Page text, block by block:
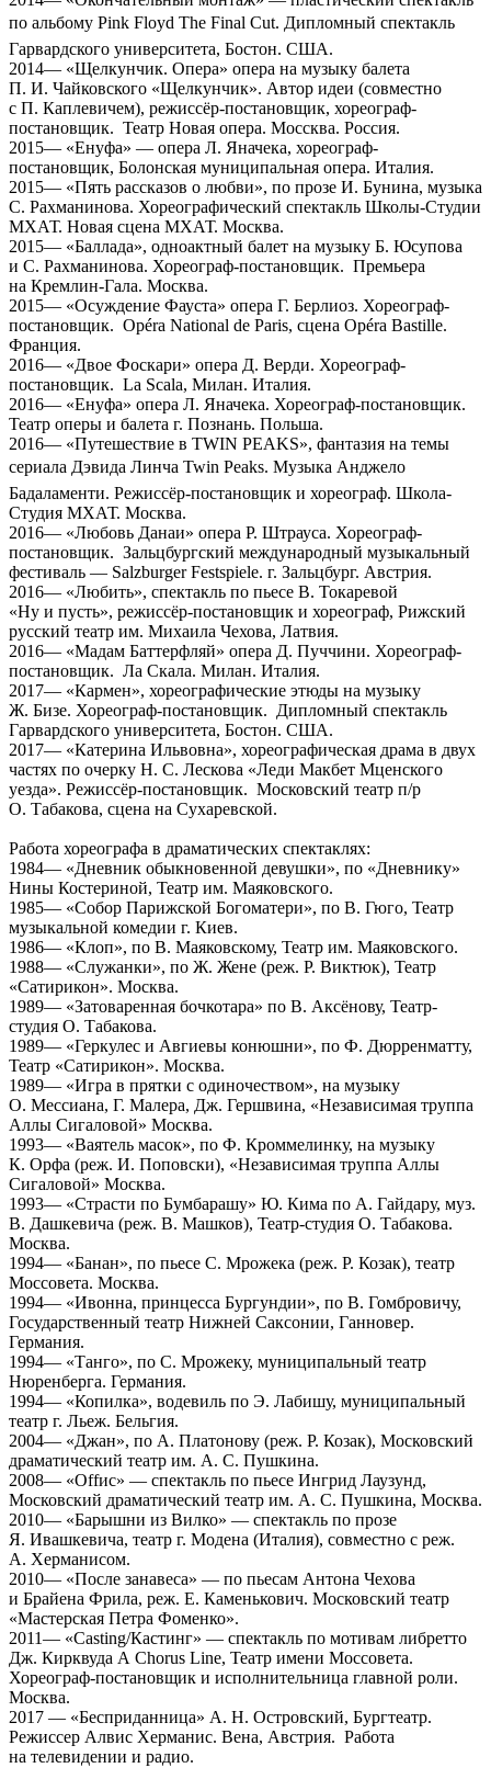
по альбому Pink Floyd The Final Cut. Дипломный спектакль
Гарвардского университета, Бостон. США.
2014— «Щелкунчик. Опера» опера на музыку балета
П. И. Чайковского «Щелкунчик». Автор идеи (совместно
с П. Каплевичем), режиссёр-постановщик, хореограф-
постановщик. Театр Новая опера. Моссква. Россия.
2015— «Енуфа» — опера Л. Яначека, хореограф-
постановщик, Болонская муниципальная опера. Италия.
2015— «Пять рассказов о любви», по прозе И. Бунина, музыка
С. Рахманинова. Хореографический спектакль Школы-Студии
МХАТ. Новая сцена МХАТ. Москва.
2015— «Баллада», одноактный балет на музыку Б. Юсупова
и С. Рахманинова. Хореограф-постановщик. Премьера
на Кремлин-Гала. Москва.
2015— «Осуждение Фауста» опера Г. Берлиоз. Хореограф-
постановщик. Opéra National de Paris, сцена Opéra Bastille.
Франция.
2016— «Двое Фоскари» опера Д. Верди. Хореограф-
постановщик. La Scala, Милан. Италия.
2016— «Енуфа» опера Л. Яначека. Хореограф-постановщик.
Театр оперы и балета г. Познань. Польша.
2016— «Путешествие в TWIN PEAKS», фантазия на темы
сериала Дэвида Линча Twin Peaks. Музыка Анджело
Бадаламенти. Режиссёр-постановщик и хореограф. Школа-
Студия МХАТ. Москва.
2016— «Любовь Данаи» опера Р. Штрауса. Хореограф-
постановщик. Зальцбургский международный музыкальный
фестиваль — Salzburger Festspiele. г. Зальцбург. Австрия.
2016— «Любить», спектакль по пьесе В. Токаревой
«Ну и пусть», режиссёр-постановщик и хореограф, Рижский
русский театр им. Михаила Чехова, Латвия.
2016— «Мадам Баттерфляй» опера Д. Пуччини. Хореограф-
постановщик. Ла Скала. Милан. Италия.
2017— «Кармен», хореографические этюды на музыку
Ж. Бизе. Хореограф-постановщик. Дипломный спектакль
Гарвардского университета, Бостон. США.
2017— «Катерина Ильвовна», хореографическая драма в двух
частях по очерку Н. С. Лескова «Леди Макбет Мценского
уезда». Режиссёр-постановщик. Московский театр п/р
О. Табакова, сцена на Сухаревской.
Работа хореографа в драматических спектаклях:
1984— «Дневник обыкновенной девушки», по «Дневнику»
Нины Костериной, Театр им. Маяковского.
1985— «Собор Парижской Богоматери», по В. Гюго, Театр
музыкальной комедии г. Киев.
1986— «Клоп», по В. Маяковскому, Театр им. Маяковского.
1988— «Служанки», по Ж. Жене (реж. Р. Виктюк), Театр
«Сатирикон». Москва.
1989— «Затоваренная бочкотара» по В. Аксёнову, Театр-
студия О. Табакова.
1989— «Геркулес и Авгиевы конюшни», по Ф. Дюрренматту,
Театр «Сатирикон». Москва.
1989— «Игра в прятки с одиночеством», на музыку
О. Мессиана, Г. Малера, Дж. Гершвина, «Независимая труппа
Аллы Сигаловой» Москва.
1993— «Ваятель масок», по Ф. Кроммелинку, на музыку
К. Орфа (реж. И. Поповски), «Независимая труппа Аллы
Сигаловой» Москва.
1993— «Страсти по Бумбарашу» Ю. Кима по А. Гайдару, муз.
В. Дашкевича (реж. В. Машков), Театр-студия О. Табакова.
Москва.
1994— «Банан», по пьесе С. Мрожека (реж. Р. Козак), театр
Моссовета. Москва.
1994— «Ивонна, принцесса Бургундии», по В. Гомбровичу,
Государственный театр Нижней Саксонии, Ганновер.
Германия.
1994— «Танго», по С. Мрожеку, муниципальный театр
Нюренберга. Германия.
1994— «Копилка», водевиль по Э. Лабишу, муниципальный
театр г. Льеж. Бельгия.
2004— «Джан», по А. Платонову (реж. Р. Козак), Московский
драматический театр им. А. С. Пушкина.
2008— «Оffис» — спектакль по пьесе Ингрид Лаузунд,
Московский драматический театр им. А. С. Пушкина, Москва.
2010— «Барышни из Вилко» — спектакль по прозе
Я. Ивашкевича, театр г. Модена (Италия), совместно с реж.
А. Херманисом.
2010— «После занавеса» — по пьесам Антона Чехова
и Брайена Фрила, реж. Е. Каменькович. Московский театр
«Мастерская Петра Фоменко».
2011— «Casting/Кастинг» — спектакль по мотивам либретто
Дж. Кирквуда A Chorus Line, Театр имени Моссовета.
Хореограф-постановщик и исполнительница главной роли.
Москва.
2017 — «Бесприданница» А. Н. Островский, Бургтеатр.
Режиссер Алвис Херманис. Вена, Австрия. Работа
на телевидении и радио.